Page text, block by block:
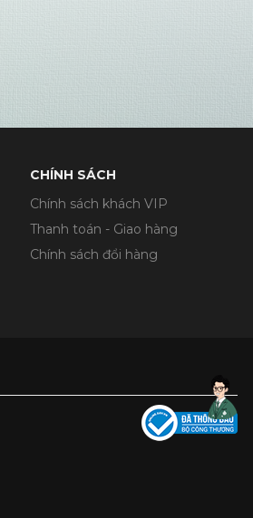
CHÍNH SÁCH
Chính sách khách VIP
Thanh toán - Giao hàng
Chính sách đổi hàng